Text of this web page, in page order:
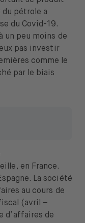
pétrole a
du Covid-19.
un peu moins de
pas investir
comme le
par le biais
en France.
La société
au cours de
(avril –
de